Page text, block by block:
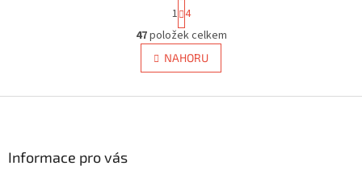
O
v
l
á
S
t
r
á
n
k
v
1 4
47položek celkem
NAHORU
Informace pro vás